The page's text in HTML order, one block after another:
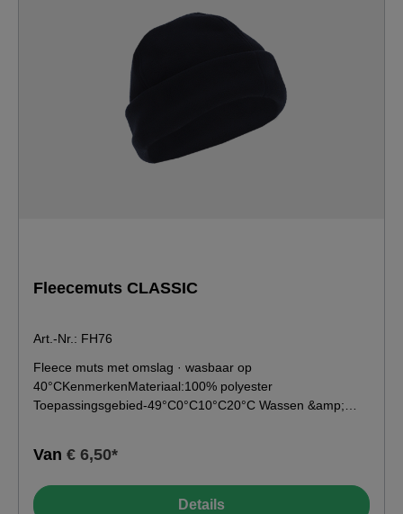
Fleecemuts CLASSIC
Art.-Nr.: FH76
Fleece muts met omslag · wasbaar op
40°CKenmerkenMateriaal:100% polyester
Toepassingsgebied-49°C0°C10°C20°C Wassen &amp;
Van € 6,50*
Details